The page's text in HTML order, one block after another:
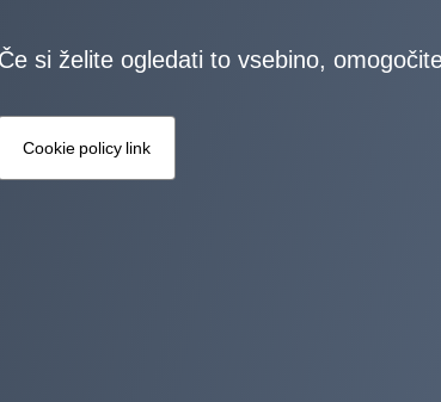
si želite ogledati to vsebino,
Cookie policy link